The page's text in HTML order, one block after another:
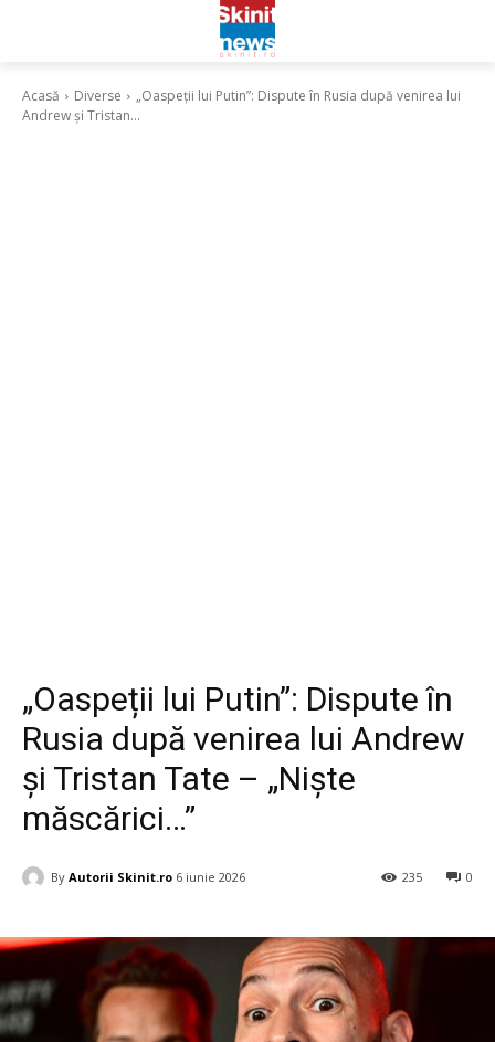
Acasă Diverse
„Oaspeții lui Putin”: Dispute în Rusia după venirea lui
Andrew și Tristan...
„Oaspeții lui Putin”: Dispute în
Rusia după venirea lui Andrew
și Tristan Tate – „Niște
măscărici…”
By Autorii Skinit.ro 6 iunie 2026 0
235